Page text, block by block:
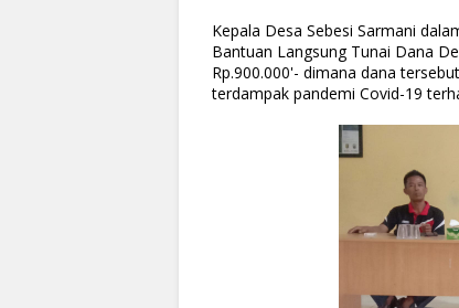
Kepala Desa Sebesi Sarmani
Bantuan Langsung Tunai Dana
Rp.900.000'- dimana dana
terdampak pandemi Covid-19